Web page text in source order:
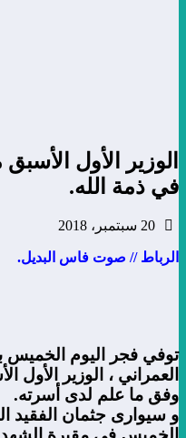
الوزير الأول
في ذمة الله.
20 سبتمبر، 2018
الرباط // صوت فاس البديل.
توفي فجر اليوم الخميس
وفق ما علم لدى أسرته.
و سيوارى جثمان الفقيد